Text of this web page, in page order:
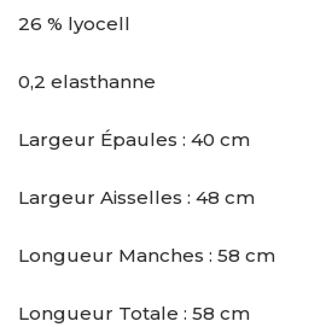
26 % lyocell
0,2 elasthanne
Largeur Épaules : 40 cm
Largeur Aisselles : 48 cm
Longueur Manches : 58 cm
Longueur Totale : 58 cm